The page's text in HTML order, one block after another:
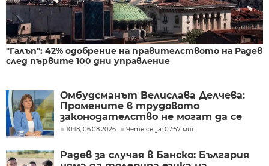
"Галъп": 42% одобрение на правителството на Радев
след първите 100 дни управление
Омбудсманът Велислава Делчева:
Промените в трудовото
законодателство не могат да се
правят през бюджета
10:18, 06.08.2026 Чете се за: 07:57 мин.
Радев за случая в Банско: България